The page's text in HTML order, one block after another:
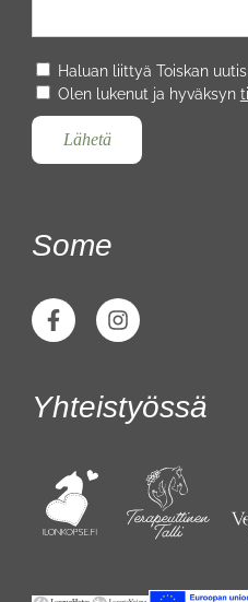
Haluan liittyä Toiskan
Olen lukenut ja hyväksyn
Some
Yhteistyössä